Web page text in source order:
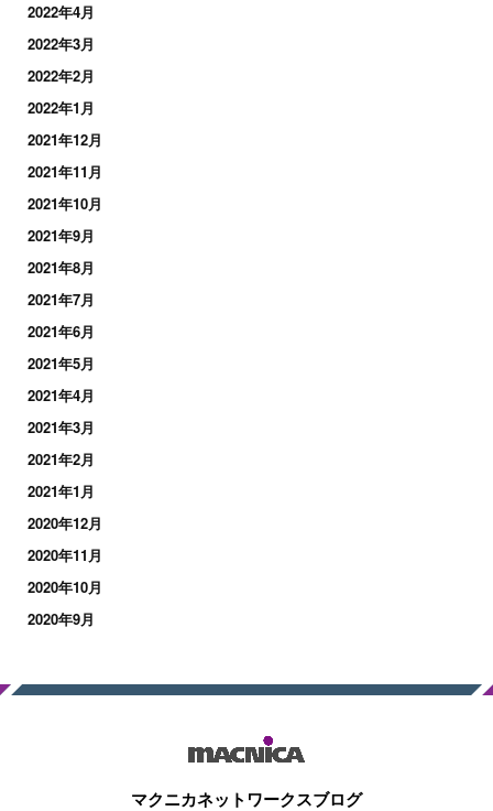
2022年4月
2022年3月
2022年2月
2022年1月
2021年12月
2021年11月
2021年10月
2021年9月
2021年8月
2021年7月
2021年6月
2021年5月
2021年4月
2021年3月
2021年2月
2021年1月
2020年12月
2020年11月
2020年10月
2020年9月
マクニカネットワークスブログ